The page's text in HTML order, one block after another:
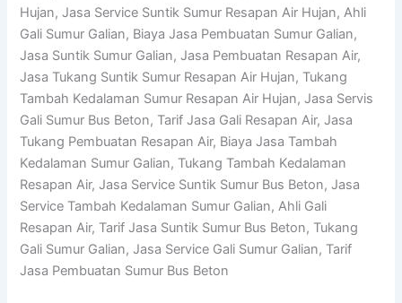
Hujan, Jasa Service Suntik Sumur Resapan Air Hujan, Ahli
Gali Sumur Galian, Biaya Jasa Pembuatan Sumur Galian,
Jasa Suntik Sumur Galian, Jasa Pembuatan Resapan Air,
Jasa Tukang Suntik Sumur Resapan Air Hujan, Tukang
Tambah Kedalaman Sumur Resapan Air Hujan, Jasa Servis
Gali Sumur Bus Beton, Tarif Jasa Gali Resapan Air, Jasa
Tukang Pembuatan Resapan Air, Biaya Jasa Tambah
Kedalaman Sumur Galian, Tukang Tambah Kedalaman
Resapan Air, Jasa Service Suntik Sumur Bus Beton, Jasa
Service Tambah Kedalaman Sumur Galian, Ahli Gali
Resapan Air, Tarif Jasa Suntik Sumur Bus Beton, Tukang
Gali Sumur Galian, Jasa Service Gali Sumur Galian, Tarif
Jasa Pembuatan Sumur Bus Beton